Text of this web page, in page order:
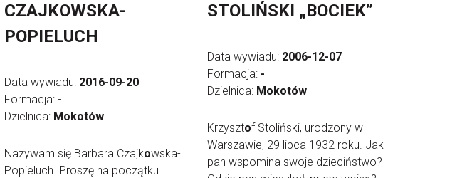
CZAJKOWSKA-
POPIELUCH
Data wywiadu: 2016-09-20
Formacja: -
Dzielnica: Mokotów
Nazywam się Barbara Czajkowska-
Popieluch. Proszę na początku
STOLIŃSKI „BOCIEK”
Data wywiadu: 2006-12-07
Formacja: -
Dzielnica: Mokotów
Krzysztof Stoliński, urodzony w
Warszawie, 29 lipca 1932 roku. Jak
pan wspomina swoje dzieciństwo?